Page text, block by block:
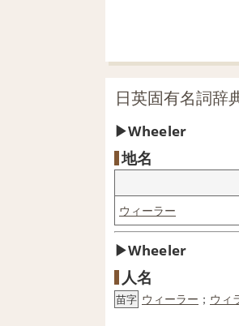
日英固有名詞辞
Wheeler
地名
ウィーラー
Wheeler
人名
苗字 ウィーラー ； ウィ